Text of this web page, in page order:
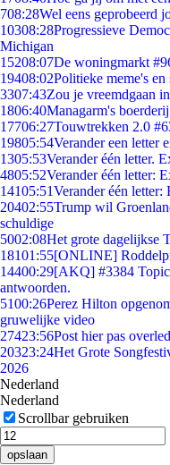
708:28Wel eens geprobeerd
10308:28Progressieve
Michigan
15208:07De woningmarkt
19408:02Politieke meme's en
3307:43Zou je vreemdgaan
1806:40Managarm's
17706:27Touwtrekken 2.0
19805:54Verander een letter
1305:53Verander één letter.
4805:52Verander één letter:
14105:51Verander één letter:
20402:55Trump wil
schuldige
5002:08Het grote dagelijkse
18101:55[ONLINE]
14400:29[AKQ] #3384 Topic
antwoorden.
5100:26Perez Hilton
gruwelijke video
27423:56Post hier pas
20323:24Het Grote
2026
Nederland
Nederland
Scrollbar gebruiken
opslaan